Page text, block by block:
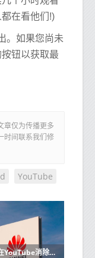
在看他们!)
。如果您尚未
钮以获取最
章仅为传播更多
时间联系我们修
YouTube
谷歌声称在YouTube消除极端主义视频方面取得了进展